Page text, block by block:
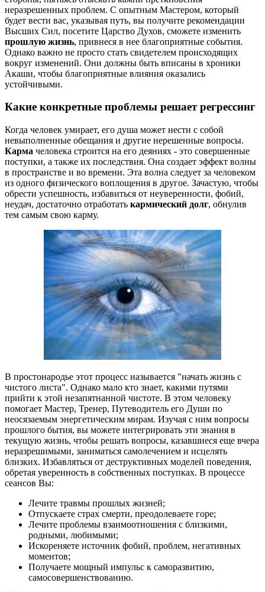
неразрешенных проблем. С опытным Мастером, который
будет вести вас, указывая путь, вы получите рекомендации
Высших Сил, посетите Царство Духов, сможете изменить
прошлую жизнь, привнеся в нее благоприятные события.
Однако важно не просто стать свидетелем происходящих
вокруг изменений. Они должны быть вписаны в хроники
Акаши, чтобы благоприятные влияния оказались
устойчивыми.
Какие конкретные проблемы решает регрессинг
Когда человек умирает, его душа может нести с собой
невыполненные обещания и другие нерешенные вопросы.
Карма человека строится на его деяниях - это совершенные
поступки, а также их последствия. Она создает эффект волны
в пространстве и во времени. Эта волна следует за человеком
из одного физического воплощения в другое. Зачастую, чтобы
обрести успешность, избавиться от неуверенности, фобий,
неудач, достаточно отработать кармический долг, обнулив
тем самым свою карму.
В простонародье этот процесс называется "начать жизнь с
чистого листа". Однако мало кто знает, какими путями
прийти к этой незапятнанной чистоте. В этом человеку
помогает Мастер, Тренер, Путеводитель его Души по
неосязаемым энергетическим мирам. Изучая с ним вопросы
прошлого бытия, вы можете интегрировать эти знания в
текущую жизнь, чтобы решать вопросы, казавшиеся еще вчера
неразрешимыми, заниматься самолечением и исцелять
близких. Избавляться от деструктивных моделей поведения,
обретая уверенность в собственных поступках. В процессе
сеансов Вы:
Лечите травмы прошлых жизней;
Отпускаете страх смерти, преодолеваете горе;
Лечите проблемы взаимоотношения с близкими,
родными, любимыми;
Искореняете источник фобий, проблем, негативных
моментов;
Получаете мощный импульс к саморазвитию,
самосовершенствованию.